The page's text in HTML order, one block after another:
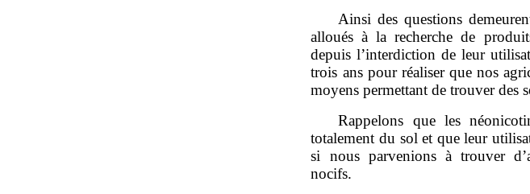
Ainsi des questions
alloués à la recherche de
depuis l’interdiction de leur
trois ans pour réaliser que nos
moyens permettant de trouver des
Rappelons que les
totalement du sol et que leur
si nous parvenions à trouver
nocifs.